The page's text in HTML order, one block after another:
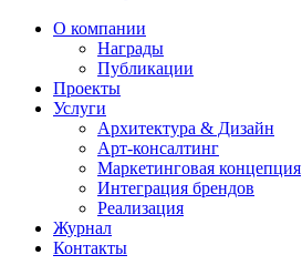
О компании
Награды
Публикации
Проекты
Услуги
Архитектура & Дизайн
Арт-консалтинг
Маркетинговая концепция
Интеграция брендов
Реализация
Журнал
Контакты